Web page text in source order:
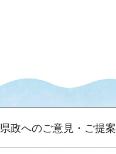
県政へのご意見・ご提案